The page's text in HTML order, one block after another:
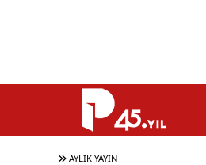
AYLIK YAYIN